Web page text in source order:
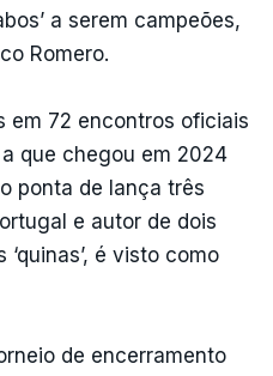
a serem campeões,
Romero.
em 72 encontros oficiais
que chegou em 2024
ponta de lança três
e autor de dois
é visto como
de encerramento